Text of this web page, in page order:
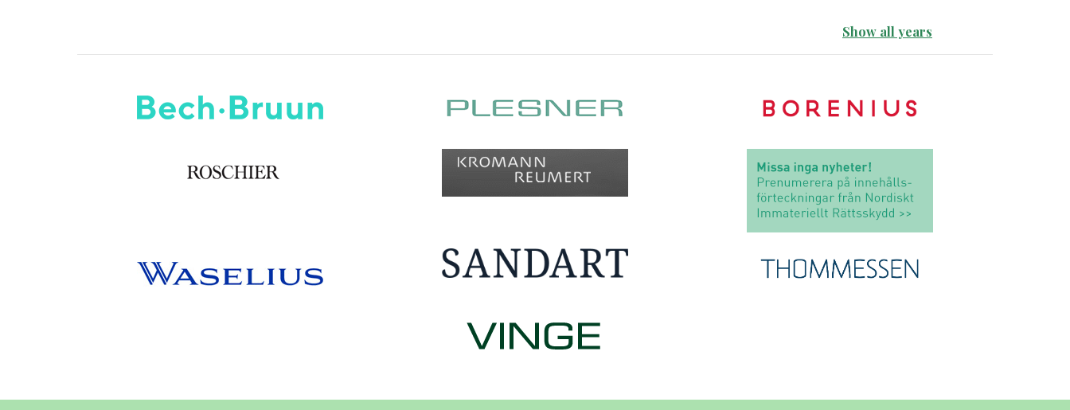
Show all years